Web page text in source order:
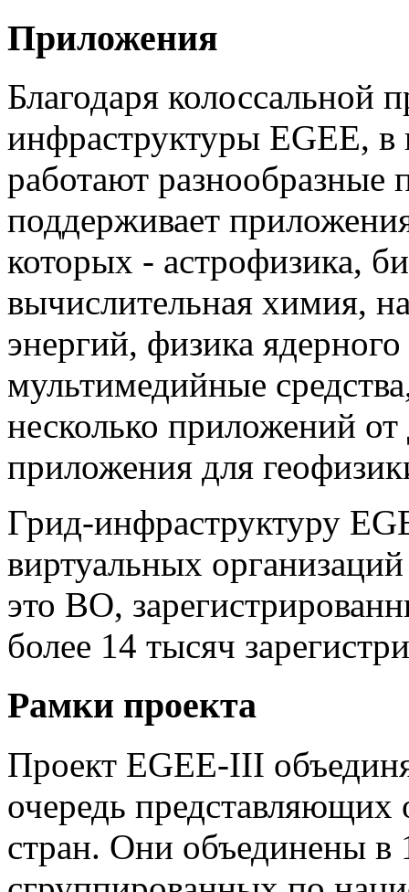
Приложения
Благодаря колоссальной
инфраструктуры EGEE,
работают разнообразные
поддерживает
которых - астрофизика,
вычислительная химия,
энергий, физика
мультимедийные
несколько приложений
приложения для
Грид-инфраструктуру
виртуальных
это ВО,
более 14 тысяч
Рамки проекта
Проект EGEE-III
очередь представляющих
стран. Они объединены в